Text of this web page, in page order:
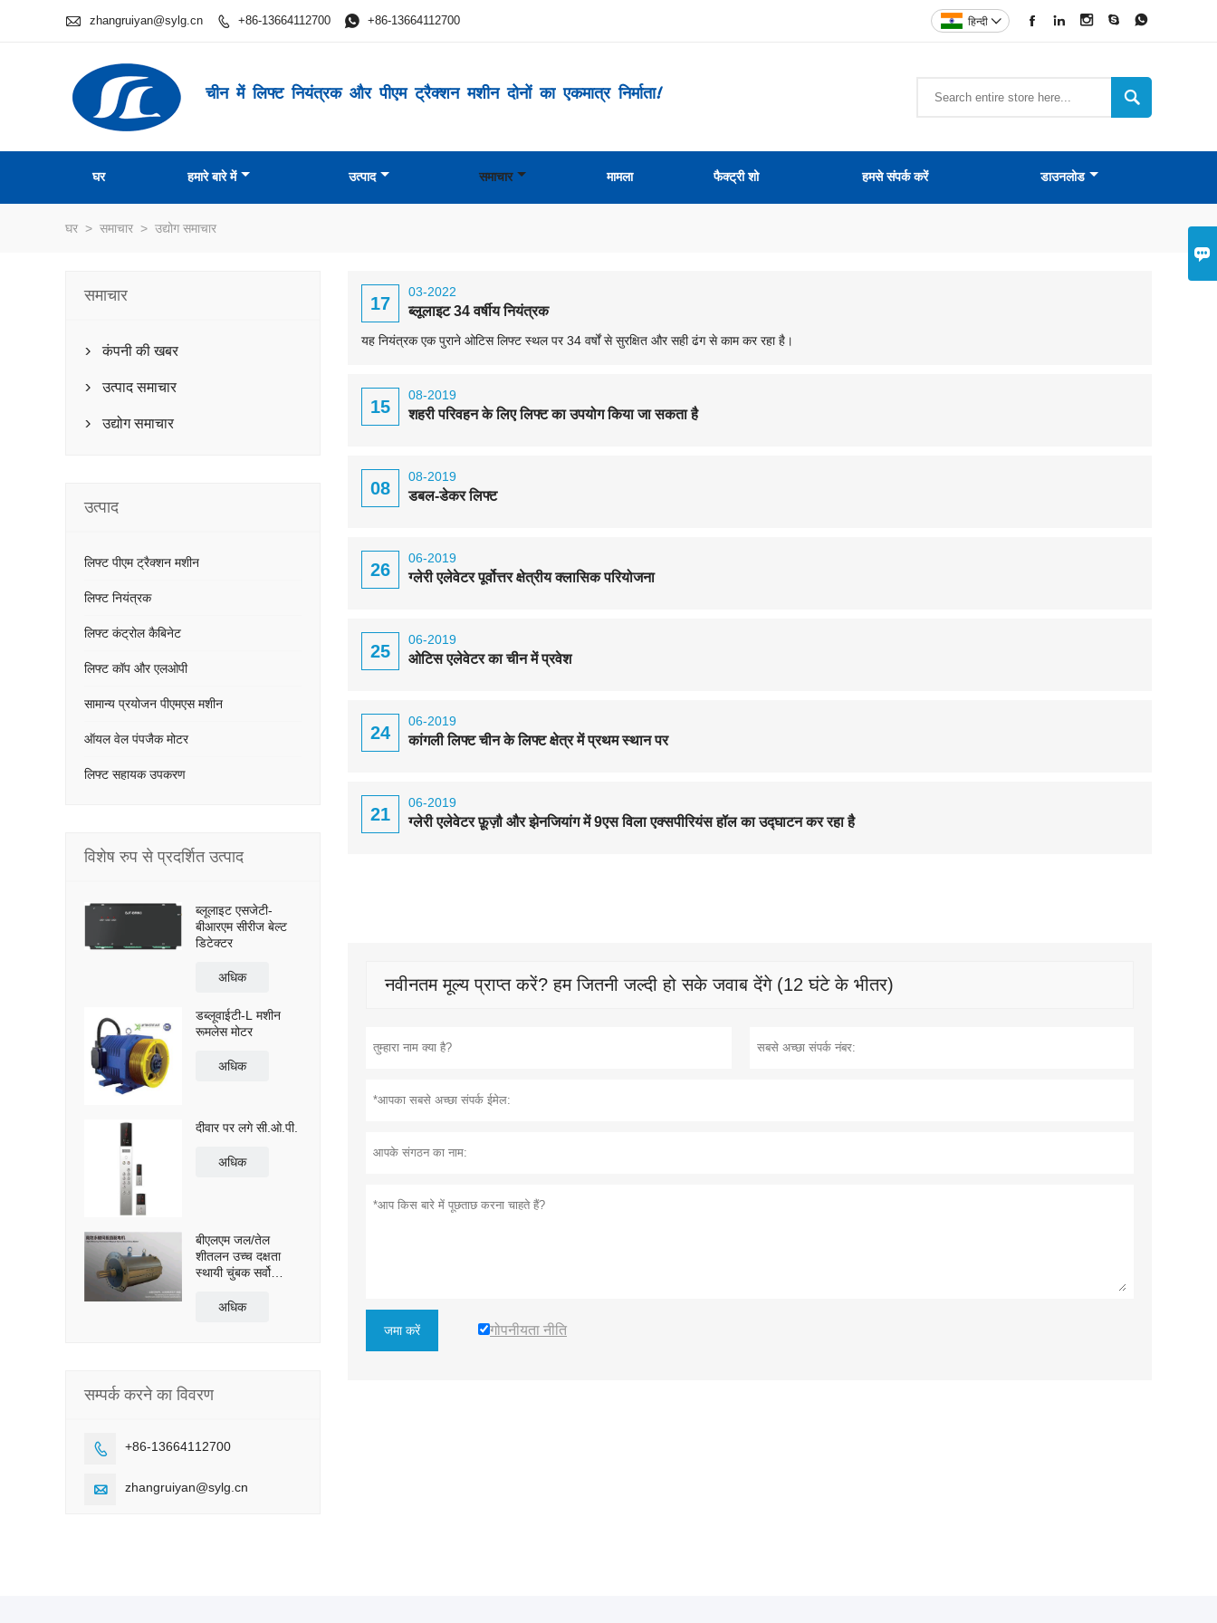

 zhangruiyan@sylg.cn  +86-13664112700  +86-13664112700     
हिन्दी 
चीन में लिफ्ट नियंत्रक और पीएम ट्रैक्शन मशीन दोनों का एकमात्र निर्माता! 
घर हमारे बारे में उत्पाद समाचार मामला फैक्ट्री शो हमसे संपर्क करें डाउनलोड
घर > समाचार > उद्योग समाचार
17
03-2022
ब्लूलाइट 34 वर्षीय नियंत्रक
यह नियंत्रक एक पुराने ओटिस लिफ्ट स्थल पर 34 वर्षों से सुरक्षित और सही ढंग से काम कर रहा है।
15
08-2019
शहरी परिवहन के लिए लिफ्ट का उपयोग किया जा सकता है
08
08-2019
डबल-डेकर लिफ्ट
26
06-2019
ग्लेरी एलेवेटर पूर्वोत्तर क्षेत्रीय क्लासिक परियोजना
25
06-2019
ओटिस एलेवेटर का चीन में प्रवेश
24
06-2019
कांगली लिफ्ट चीन के लिफ्ट क्षेत्र में प्रथम स्थान पर
21
06-2019
ग्लेरी एलेवेटर फ़ूज़ौ और झेनजियांग में 9एस विला एक्सपीरियंस हॉल का उद्घाटन कर रहा है
नवीनतम मूल्य प्राप्त करें? हम जितनी जल्दी हो सके जवाब देंगे (12 घंटे के भीतर)
जमा करें गोपनीयता नीति
समाचार
 कंपनी की खबर
 उत्पाद समाचार
 उद्योग समाचार
उत्पाद
लिफ्ट पीएम ट्रैक्शन मशीन
लिफ्ट नियंत्रक
लिफ्ट कंट्रोल कैबिनेट
लिफ्ट कॉप और एलओपी
सामान्य प्रयोजन पीएमएस मशीन
ऑयल वेल पंपजैक मोटर
लिफ्ट सहायक उपकरण
विशेष रुप से प्रदर्शित उत्पाद
ब्लूलाइट एसजेटी-
बीआरएम सीरीज बेल्ट
डिटेक्टर
अधिक
डब्लूवाईटी-L मशीन
रूमलेस मोटर
अधिक
दीवार पर लगे सी.ओ.पी.
अधिक
बीएलएम जल/तेल
शीतलन उच्च दक्षता
स्थायी चुंबक सर्वो
अधिक
सम्पर्क करने का विवरण
 +86-13664112700
 zhangruiyan@sylg.cn